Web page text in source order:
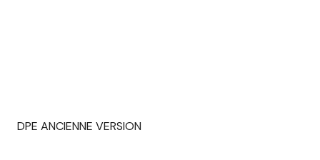
DPE ANCIENNE VERSION